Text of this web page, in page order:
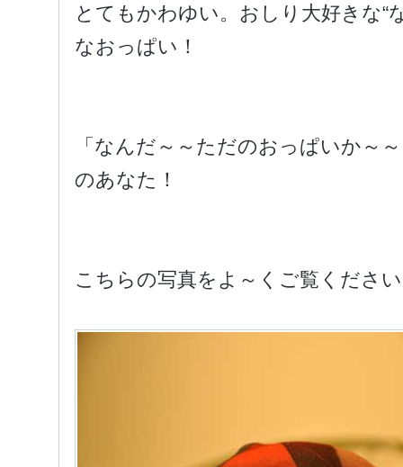
とてもかわゆい。おしり大好きな“
なおっぱい！
「なんだ～～ただのおっぱいか～
のあなた！
こちらの写真をよ～くご覧ください